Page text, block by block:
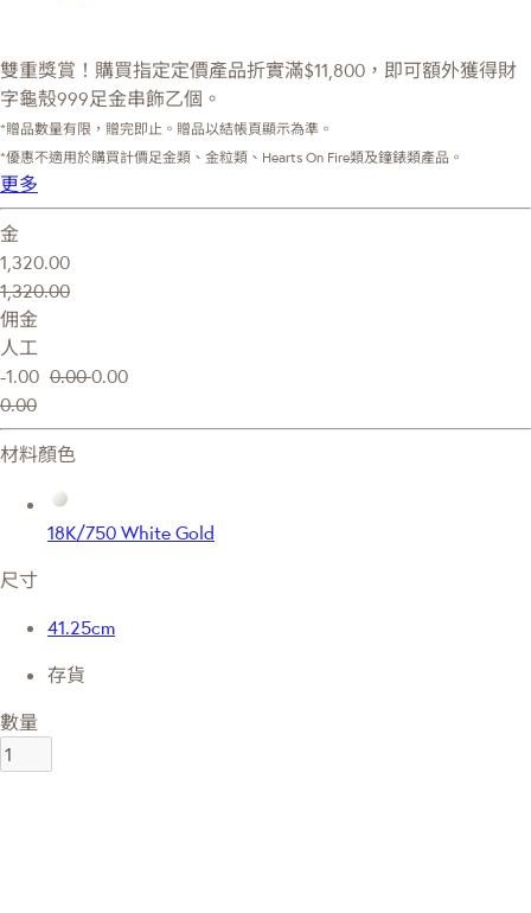
雙重獎賞！購買指定定價產品折實滿$11,800，即可額外獲得財
字龜殼999足金串飾乙個。
*贈品數量有限，贈完即止。贈品以結帳頁顯示為準。
*優惠不適用於購買計價足金類、金粒類、Hearts On Fire類及鐘錶類產品。
更多
金
1,320.00
1,320.00
佣金
人工
-1.00 0.000.00
0.00
材料顏色
18K/750 White Gold
尺寸
41.25cm
存貨
數量